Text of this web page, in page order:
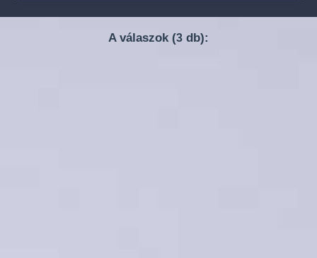
A válaszok (3 db):